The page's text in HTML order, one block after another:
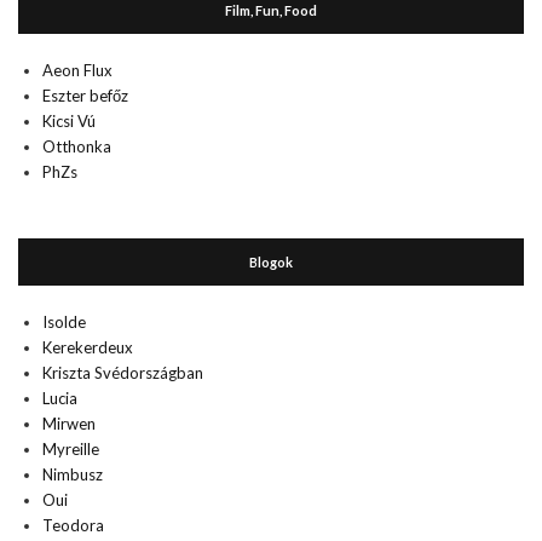
Film, Fun, Food
Aeon Flux
Eszter befőz
Kicsi Vú
Otthonka
PhZs
Blogok
Isolde
Kerekerdeux
Kriszta Svédországban
Lucia
Mirwen
Myreille
Nimbusz
Oui
Teodora